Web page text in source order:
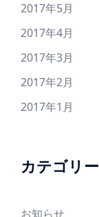
2017年5月
2017年4月
2017年3月
2017年2月
2017年1月
カテゴリー
お知らせ